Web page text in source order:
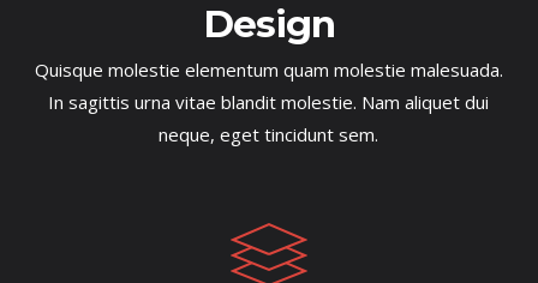
Design
Quisque molestie elementum quam molestie malesuada.
In sagittis urna vitae blandit molestie. Nam aliquet dui
neque, eget tincidunt sem.